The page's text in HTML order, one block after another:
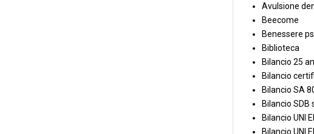
Avulsione
Beecome
Benessere
Biblioteca
Bilancio 25
Bilancio
Bilancio SA
Bilancio SDB
Bilancio UNI
Bilancio UNI